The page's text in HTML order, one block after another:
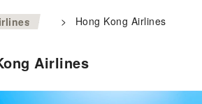
> > Hong Kong Airlines
Airlines